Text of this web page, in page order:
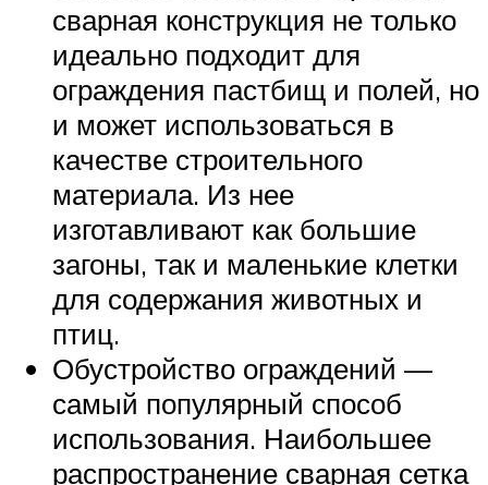
сварная конструкция не только
идеально подходит для
ограждения пастбищ и полей, но
и может использоваться в
качестве строительного
материала. Из нее
изготавливают как большие
загоны, так и маленькие клетки
для содержания животных и
птиц.
Обустройство ограждений —
самый популярный способ
использования. Наибольшее
распространение сварная сетка